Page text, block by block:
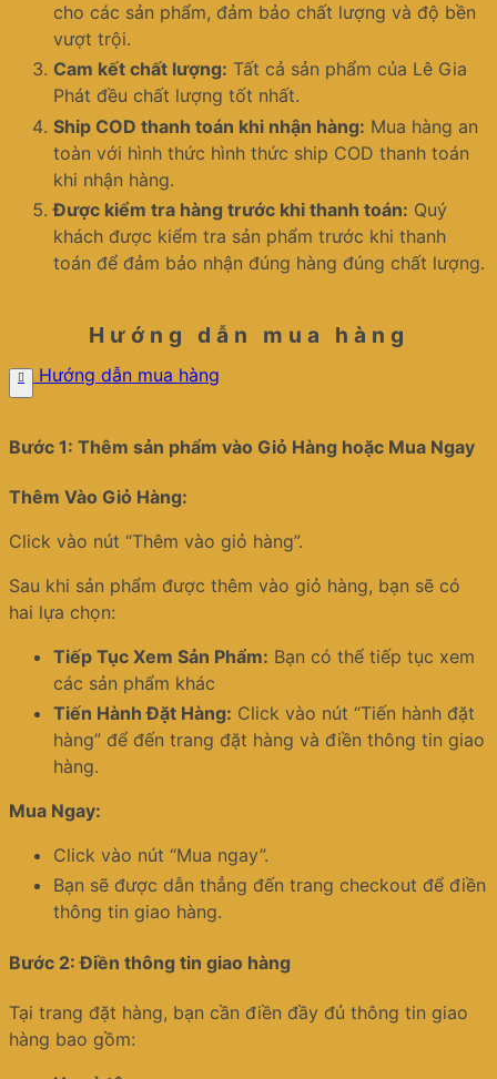
cho các sản phẩm, đảm bảo chất lượng và độ bền
vượt trội.
Cam kết chất lượng: Tất cả sản phẩm của Lê Gia
Phát đều chất lượng tốt nhất.
Ship COD thanh toán khi nhận hàng: Mua hàng an
toàn với hình thức hình thức ship COD thanh toán
khi nhận hàng.
Được kiểm tra hàng trước khi thanh toán: Quý
khách được kiểm tra sản phẩm trước khi thanh
toán để đảm bảo nhận đúng hàng đúng chất lượng.
Hướng dẫn mua hàng
Hướng dẫn mua hàng
Bước 1: Thêm sản phẩm vào Giỏ Hàng hoặc Mua Ngay
Thêm Vào Giỏ Hàng:
Click vào nút “Thêm vào giỏ hàng”.
Sau khi sản phẩm được thêm vào giỏ hàng, bạn sẽ có
hai lựa chọn:
Tiếp Tục Xem Sản Phẩm: Bạn có thể tiếp tục xem
các sản phẩm khác
Tiến Hành Đặt Hàng: Click vào nút “Tiến hành đặt
hàng” để đến trang đặt hàng và điền thông tin giao
hàng.
Mua Ngay:
Click vào nút “Mua ngay”.
Bạn sẽ được dẫn thẳng đến trang checkout để điền
thông tin giao hàng.
Bước 2: Điền thông tin giao hàng
Tại trang đặt hàng, bạn cần điền đầy đủ thông tin giao
hàng bao gồm: